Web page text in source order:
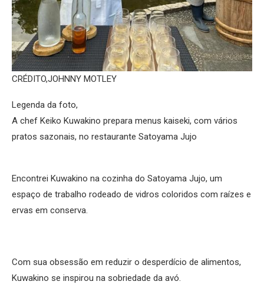
CRÉDITO,JOHNNY MOTLEY
Legenda da foto,
A chef Keiko Kuwakino prepara menus kaiseki, com vários
pratos sazonais, no restaurante Satoyama Jujo
Encontrei Kuwakino na cozinha do Satoyama Jujo, um
espaço de trabalho rodeado de vidros coloridos com raízes e
ervas em conserva.
Com sua obsessão em reduzir o desperdício de alimentos,
Kuwakino se inspirou na sobriedade da avó.